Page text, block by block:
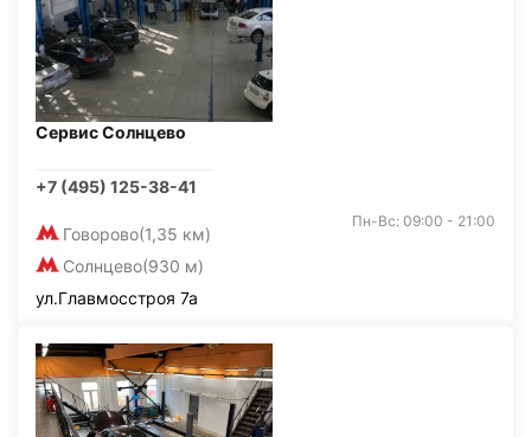
Сервис Солнцево
+7 (495) 125-38-41
Говорово(1,35 км)
Солнцево(930 м)
Пн-Вс: 09:00 - 21:00
ул.Главмосстроя 7а